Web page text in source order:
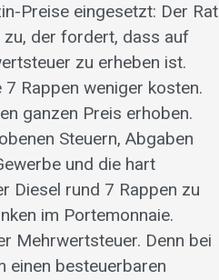
Preise eingesetzt: Der Rat
der fordert, dass auf
zu erheben ist.
Rappen weniger kosten.
ganzen Preis erhoben.
Steuern, Abgaben
und die hart
Diesel rund 7 Rappen zu
im Portemonnaie.
Mehrwertsteuer. Denn bei
einen besteuerbaren